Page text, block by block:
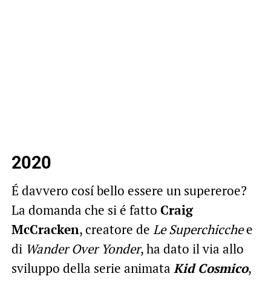
2020
É davvero cosí bello essere un supereroe?
La domanda che si é fatto Craig
McCracken, creatore de Le Superchicchee
di Wander Over Yonder, ha dato il via allo
sviluppo della serie animata Kid Cosmico,